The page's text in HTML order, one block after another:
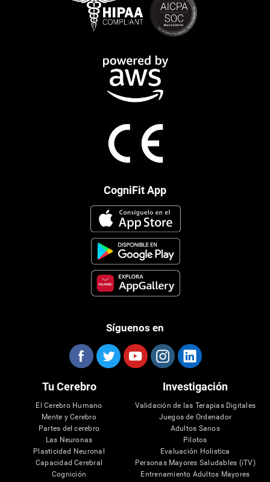
CogniFit App
Síguenos en
Tu Cerebro
El Cerebro Humano
Mente y Cerebro
Partes del cerebro
Las Neuronas
Plasticidad Neuronal
Capacidad Cerebral
Cognición
Investigación
Validación de las Terapias Digitales
Juegos de Ordenador
Adultos Sanos
Pilotos
Evaluación Holistica
Personas Mayores Saludables (iTV)
Entrenamiento Adultos Mayores